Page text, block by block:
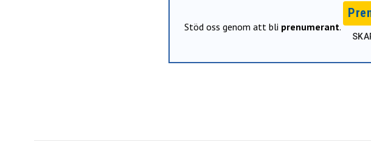
Stöd oss genom att bli prenumerant.